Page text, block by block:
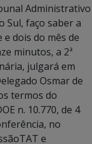
Administrativo
Sul, faço saber a
dois do mês de
minutos, a 2ª
julgará em
Osmar de
termos do
n. 10.770, de 4
no
e